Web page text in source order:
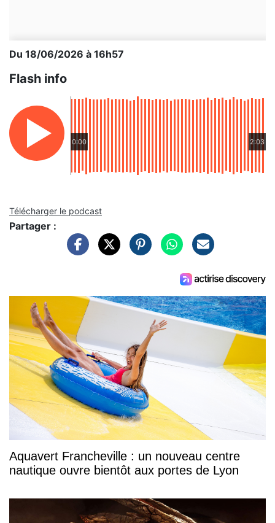
Du 18/06/2026 à 16h57
Flash info
0:00 2:03
Télécharger le podcast
Partager :
Aquavert Francheville : un nouveau centre
nautique ouvre bientôt aux portes de Lyon